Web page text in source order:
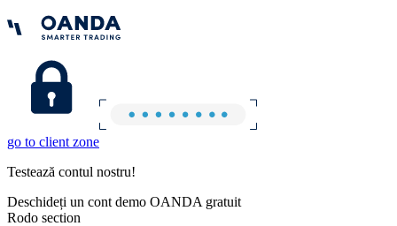
go to client zone
Testează contul nostru!
Deschideți un cont demo OANDA gratuit
Rodo section